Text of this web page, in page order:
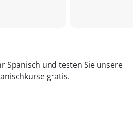
Spanisch und testen Sie unsere
gratis.